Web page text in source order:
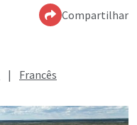
Compartilhar
| Francês